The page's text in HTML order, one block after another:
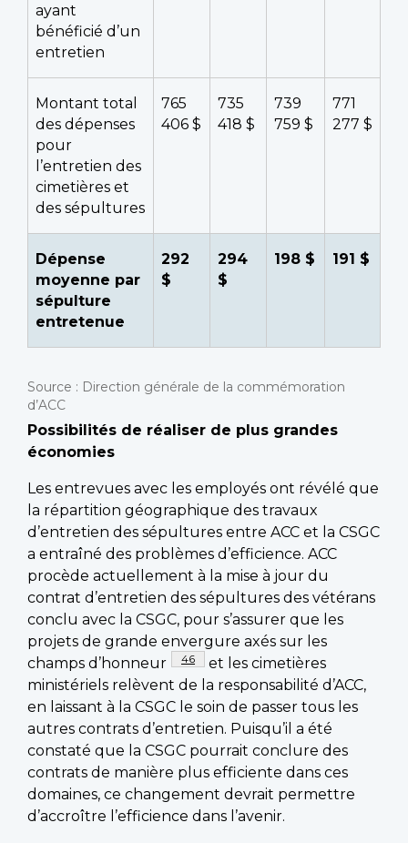
ayant
bénéficié d’un
entretien
Montant total
des dépenses
pour
l’entretien des
cimetières et
des sépultures
765
406 $
735
418 $
739
759 $
771
277 $
Dépense
moyenne par
sépulture
entretenue
292
$
294
$
198 $ 191 $
Source : Direction générale de la commémoration
d’ACC
Possibilités de réaliser de plus grandes
économies
Les entrevues avec les employés ont révélé que
la répartition géographique des travaux
d’entretien des sépultures entre ACC et la CSGC
a entraîné des problèmes d’efficience. ACC
procède actuellement à la mise à jour du
contrat d’entretien des sépultures des vétérans
conclu avec la CSGC, pour s’assurer que les
projets de grande envergure axés sur les
champs d’honneur
Footnote
46
et les cimetières
ministériels relèvent de la responsabilité d’ACC,
en laissant à la CSGC le soin de passer tous les
autres contrats d’entretien. Puisqu’il a été
constaté que la CSGC pourrait conclure des
contrats de manière plus efficiente dans ces
domaines, ce changement devrait permettre
d’accroître l’efficience dans l’avenir.